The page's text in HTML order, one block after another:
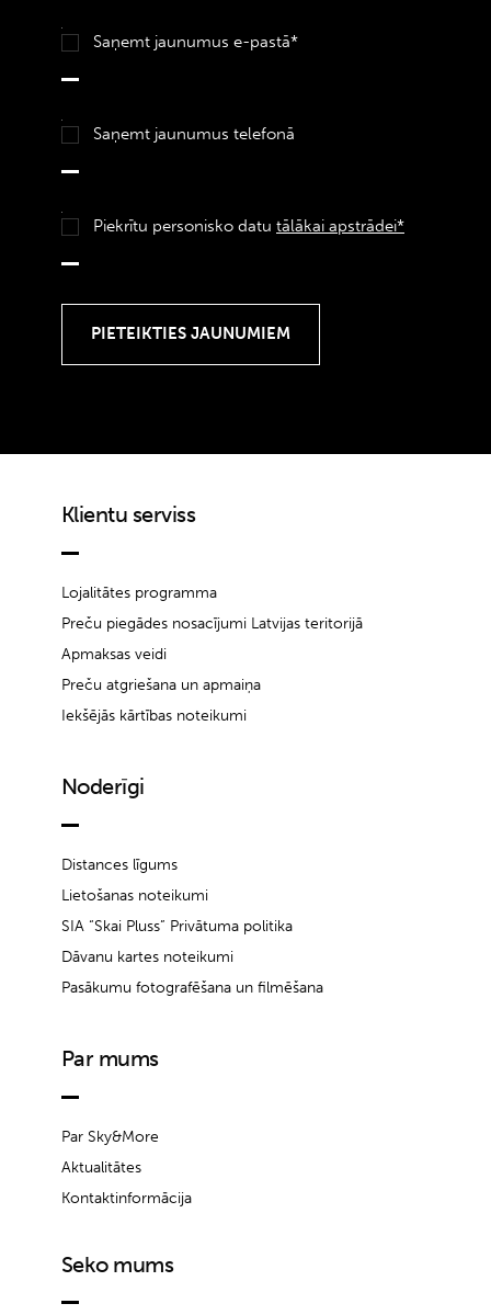
Saņemt jaunumus e-pastā*
Saņemt jaunumus telefonā
Piekrītu personisko datu tālākai apstrādei*
Klientu serviss
Lojalitātes programma
Preču piegādes nosacījumi Latvijas teritorijā
Apmaksas veidi
Preču atgriešana un apmaiņa
Iekšējās kārtības noteikumi
Noderīgi
Distances līgums
Lietošanas noteikumi
SIA “Skai Pluss” Privātuma politika
Dāvanu kartes noteikumi
Pasākumu fotografēšana un filmēšana
Par mums
Par Sky&More
Aktualitātes
Kontaktinformācija
Seko mums